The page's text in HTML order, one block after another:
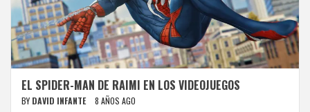
EL SPIDER-MAN DE RAIMI EN LOS VIDEOJUEGOS
BY DAVID INFANTE 8 AÑOS AGO